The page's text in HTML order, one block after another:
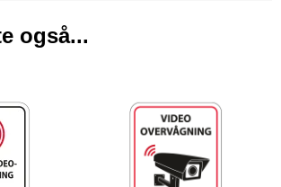
også...